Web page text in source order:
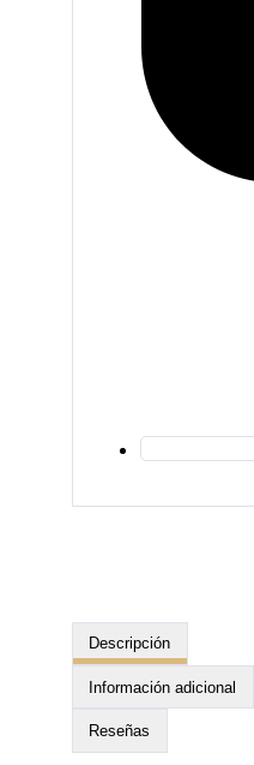
Descripción
Información adicional
Reseñas